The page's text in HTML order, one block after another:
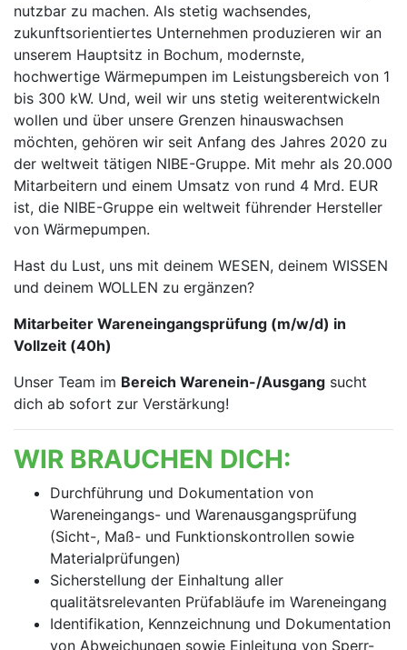
nutzbar zu machen. Als stetig wachsendes,
zukunftsorientiertes Unterneh­men produzieren wir an
unserem Hauptsitz in Bochum, modernste,
hochwertige Wärmepumpen im Leistungsbereich von 1
bis 300 kW. Und, weil wir uns stetig weiterentwickeln
wollen und über unsere Grenzen hinauswachsen
möchten, gehören wir seit Anfang des Jahres 2020 zu
der weltweit tätigen NIBE-Gruppe. Mit mehr als 20.000
Mitarbeitern und einem Umsatz von rund 4 Mrd. EUR
ist, die NIBE-Gruppe ein weltweit führender Hersteller
von Wärmepumpen.
Hast du Lust, uns mit deinem WESEN, deinem WISSEN
und deinem WOLLEN zu ergänzen?
Mitarbeiter Wareneingangsprüfung (m/w/d) in
Vollzeit (40h)
Unser Team im Bereich Warenein-/Ausgang sucht
dich ab sofort zur Verstärkung!
WIR BRAUCHEN DICH:
Durchführung und Dokumentation von
Wareneingangs- und Warenausgangsprüfung
(Sicht-, Maß- und Funktionskontrollen sowie
Materialprüfungen)
Sicherstellung der Einhaltung aller
qualitätsrelevanten Prüfabläufe im Wareneingang
Identifikation, Kennzeichnung und Dokumentation
von Abweichungen sowie Einleitung von Sperr-